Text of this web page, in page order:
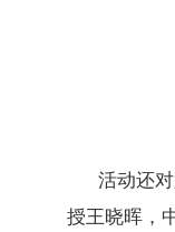
活动还
授王晓晖，